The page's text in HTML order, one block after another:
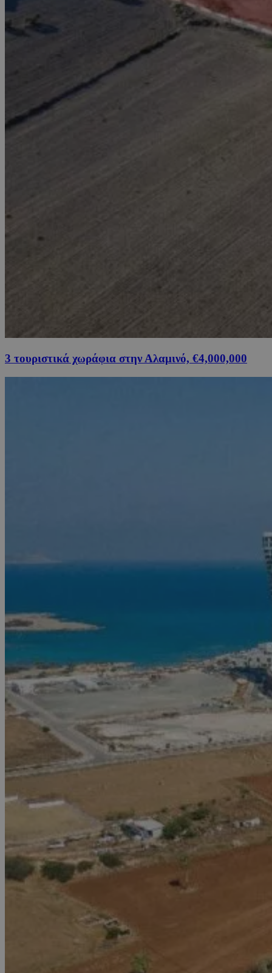
3 τουριστικά χωράφια στην Αλαμινό, €4,000,000